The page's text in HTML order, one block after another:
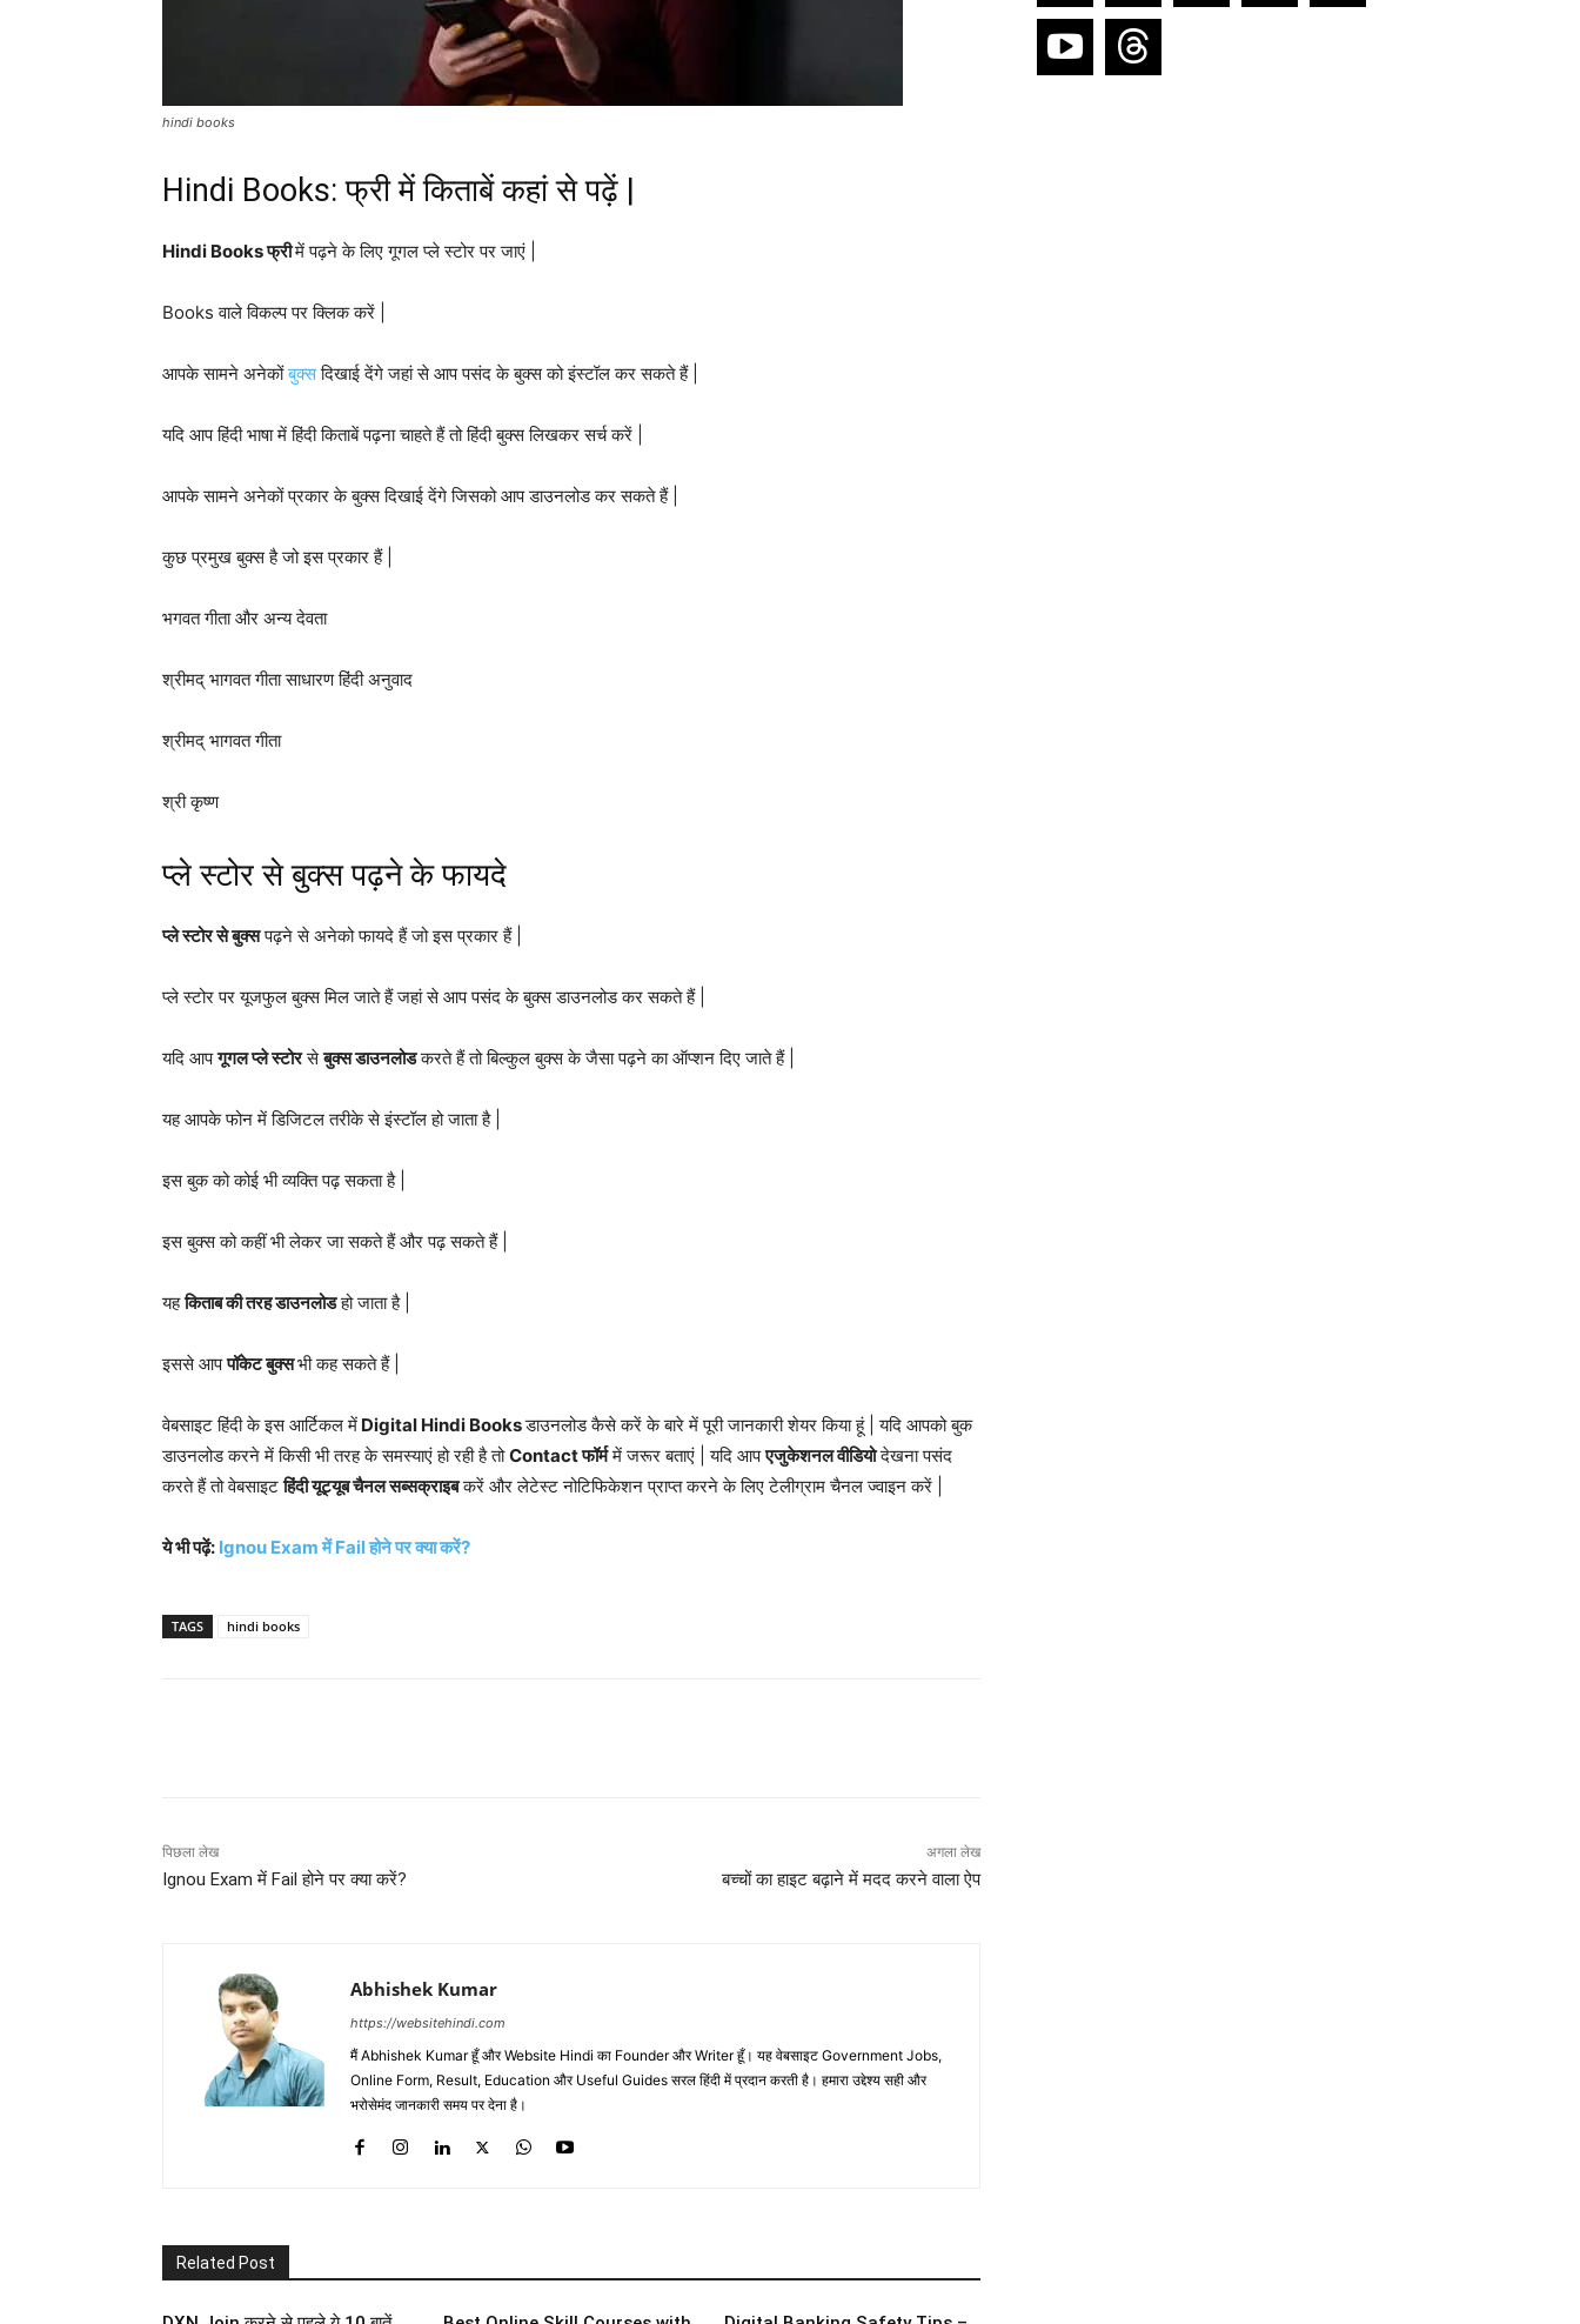
hindi books
Hindi Books: फ्री में किताबें कहां से पढ़ें |
Hindi Books फ्रीमें पढ़ने के लिए गूगल प्ले स्टोर पर जाएं |
Books वाले विकल्प पर क्लिक करें |
आपके सामने अनेकोंबुक्सदिखाई देंगे जहां से आप पसंद के बुक्स को इंस्टॉल कर सकते हैं |
यदि आप हिंदी भाषा में हिंदी किताबें पढ़ना चाहते हैं तो हिंदी बुक्स लिखकर सर्च करें |
आपके सामने अनेकों प्रकार के बुक्स दिखाई देंगे जिसको आप डाउनलोड कर सकते हैं |
कुछ प्रमुख बुक्स है जो इस प्रकार हैं |
भगवत गीता और अन्य देवता
श्रीमद् भागवत गीता साधारण हिंदी अनुवाद
श्रीमद् भागवत गीता
श्री कृष्ण
प्ले स्टोर से बुक्स पढ़ने के फायदे
प्ले स्टोर से बुक्सपढ़ने से अनेको फायदे हैं जो इस प्रकार हैं |
प्ले स्टोर पर यूजफुल बुक्स मिल जाते हैं जहां से आप पसंद के बुक्स डाउनलोड कर सकते हैं |
यदि आपगूगल प्ले स्टोरसेबुक्स डाउनलोडकरते हैं तो बिल्कुल बुक्स के जैसा पढ़ने का ऑप्शन दिए जाते हैं |
यह आपके फोन में डिजिटल तरीके से इंस्टॉल हो जाता है |
इस बुक को कोई भी व्यक्ति पढ़ सकता है |
इस बुक्स को कहीं भी लेकर जा सकते हैं और पढ़ सकते हैं |
यहकिताब की तरह डाउनलोडहो जाता है |
इससे आपपॉकेट बुक्सभी कह सकते हैं |
वेबसाइट हिंदी के इस आर्टिकल में Digital Hindi Booksडाउनलोड कैसे करें के बारे में पूरी जानकारी शेयर किया हूं | यदि आपको बुक
डाउनलोड करने में किसी भी तरह के समस्याएं हो रही है तोContact फॉर्ममें जरूर बताएं | यदि आपएजुकेशनल वीडियोदेखना पसंद
करते हैं तो वेबसाइटहिंदी यूट्यूब चैनल सब्सक्राइबकरें और लेटेस्ट नोटिफिकेशन प्राप्त करने के लिए टेलीग्राम चैनल ज्वाइन करें |
ये भी पढ़ें: Ignou Exam में Fail होने पर क्या करें?
TAGS hindi books
पिछला लेख
Ignou Exam में Fail होने पर क्या करें?
अगला लेख
बच्चों का हाइट बढ़ाने में मदद करने वाला ऐप
Abhishek Kumar
https://websitehindi.com
मैं Abhishek Kumar हूँ और Website Hindi का Founder और Writer हूँ। यह वेबसाइट Government Jobs,
Online Form, Result, Education और Useful Guides सरल हिंदी में प्रदान करती है। हमारा उद्देश्य सही और
भरोसेमंद जानकारी समय पर देना है।
Related Post